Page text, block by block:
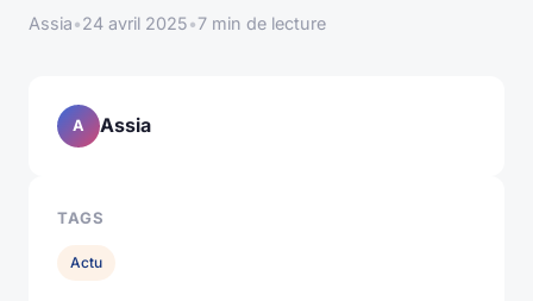
Assia•24 avril 2025•7 min de lecture
A Assia
TAGS
Actu